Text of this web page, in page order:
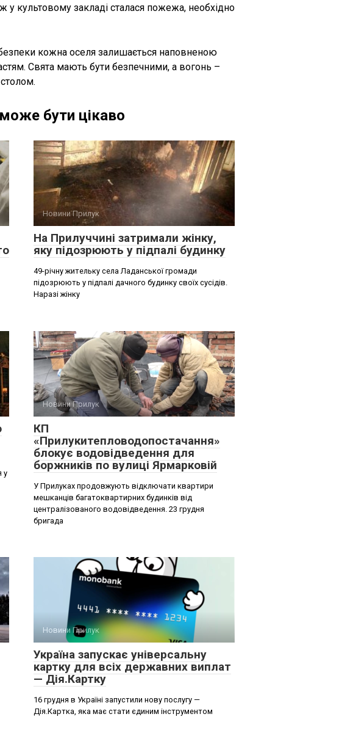
у культовому закладі сталася пожежа, необхідно
кожна оселя залишається наповненою
Свята мають бути безпечними, а вогонь –
бути цікаво
Новини Прилук
На Прилуччині затримали жінку,
яку підозрюють у підпалі будинку
49-річну жительку села Ладанської громади
підозрюють у підпалі дачного будинку своїх сусідів.
Наразі жінку
у
Новини Прилук
КП
«Прилукитепловодопостачання»
блокує водовідведення для
боржників по вулиці Ярмарковій
У Прилуках продовжують відключати квартири
мешканців багатоквартирних будинків від
централізованого водовідведення. 23 грудня
бригада
Новини Прилук
Україна запускає універсальну
картку для всіх державних виплат
— Дія.Картку
16 грудня в Україні запустили нову послугу —
Дія.Картка, яка має стати єдиним інструментом